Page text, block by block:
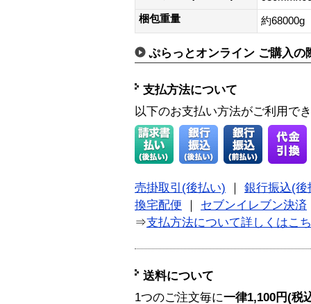
梱包重量
約68000g
ぷらっとオンライン ご購入の
支払方法について
以下のお支払い方法がご利用で
売掛取引(後払い) ｜ 銀行振込(後
換宅配便 ｜ セブンイレブン決済
⇒支払方法について詳しくはこ
送料について
1つのご注文毎に一律1,100円(税